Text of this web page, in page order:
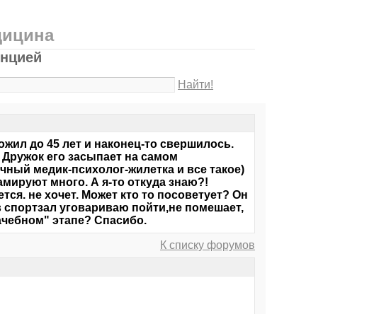
Найти!
до 45 лет и наконец-то свершилось.
Дружок его засыпает на самом
медик-психолог-жилетка и все такое)
много. А я-то откуда знаю?!
не хочет. Может кто то посоветует? Он
спортзал уговариваю пойти,не помешает,
этапе? Спасибо.
К списку форумов